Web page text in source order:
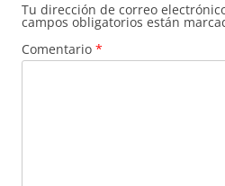
Tu dirección de correo
campos obligatorios están
Comentario *